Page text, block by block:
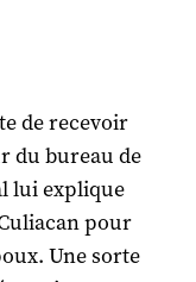
de recevoir
du bureau de
lui explique
pour
Une sorte